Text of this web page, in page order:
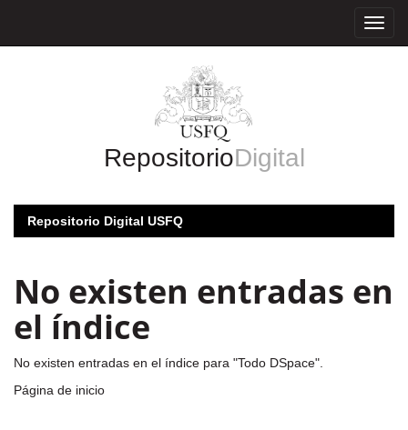
RepositorioDigital
Repositorio Digital USFQ
No existen entradas en
el índice
No existen entradas en el índice para "Todo DSpace".
Página de inicio